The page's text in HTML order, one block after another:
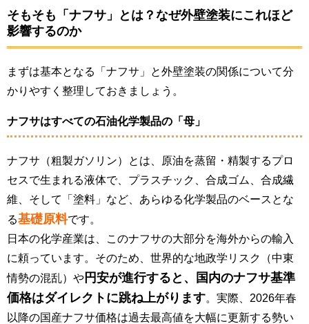
そもそも「ナフサ」とは？なぜ外壁塗装にこれほど
影響するのか
まずは基本となる「ナフサ」と外壁塗装の関係について分
かりやすく整理しておきましょう。
ナフサはすべての石油化学製品の「母」
ナフサ（粗製ガソリン）とは、原油を蒸留・精製するプロ
セスで生まれる液体で、プラスチック、合成ゴム、合成繊
維、そして「塗料」など、あらゆる化学製品のベースとな
る基礎原料です。
日本の化学産業は、このナフサの大部分を海外からの輸入
に頼っています。そのため、世界的な地政学リスク（中東
情勢の混乱）や円安が進行すると、国内のナフサ基準
価格はダイレクトに跳ね上がります。実際、2026年春
以降の国産ナフサ価格は過去最高値を大幅に更新する勢い